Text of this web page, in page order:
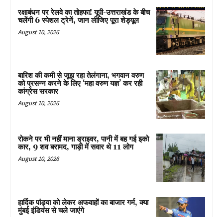
रक्षाबंधन पर रेलवे का तोहफा! यूपी-उत्तराखंड के बीच
चलेंगी 6 स्पेशल ट्रेनें, जान लीजिए पूरा शेड्यूल
August 10, 2026
बारिश की कमी से जूझ रहा तेलंगाना, भगवान वरुण
को प्रसन्न करने के लिए ‘महा वरुण यज्ञ’ कर रही
कांग्रेस सरकार
August 10, 2026
रोकने पर भी नहीं माना ड्राइवर, पानी में बह गई इको
कार, 9 शव बरामद, गाड़ी में सवार थे 11 लोग
August 10, 2026
हार्दिक पांड्या को लेकर अफवाहों का बाजार गर्म, क्या
मुंबई इंडियंस से चले जाएंगे